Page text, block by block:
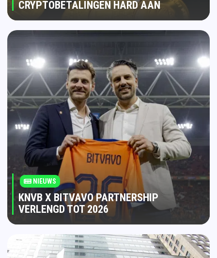
CRYPTOBETALINGEN HARD AAN
NIEUWS
KNVB X BITVAVO PARTNERSHIP
VERLENGD TOT 2026